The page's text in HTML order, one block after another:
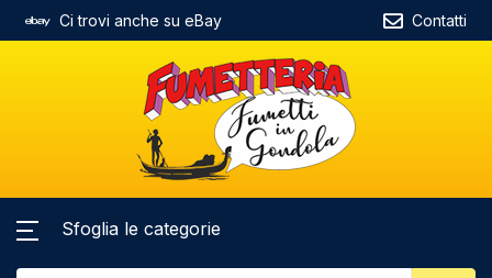
Ci trovi anche su eBay Contatti
Sfoglia le categorie